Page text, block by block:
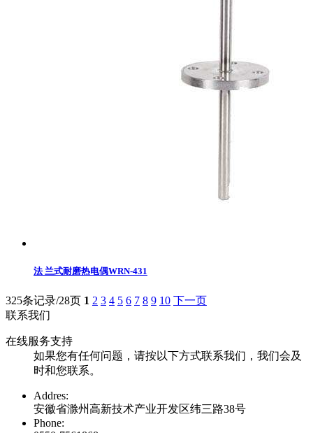
法 兰式耐磨热电偶WRN-431
325条记录/28页 1 2 3 4 5 6 7 8 9 10 下一页
联系我们
在线服务支持
如果您有任何问题，请按以下方式联系我们，我们会及
时和您联系。
Addres:
安徽省滁州高新技术产业开发区纬三路38号
Phone: